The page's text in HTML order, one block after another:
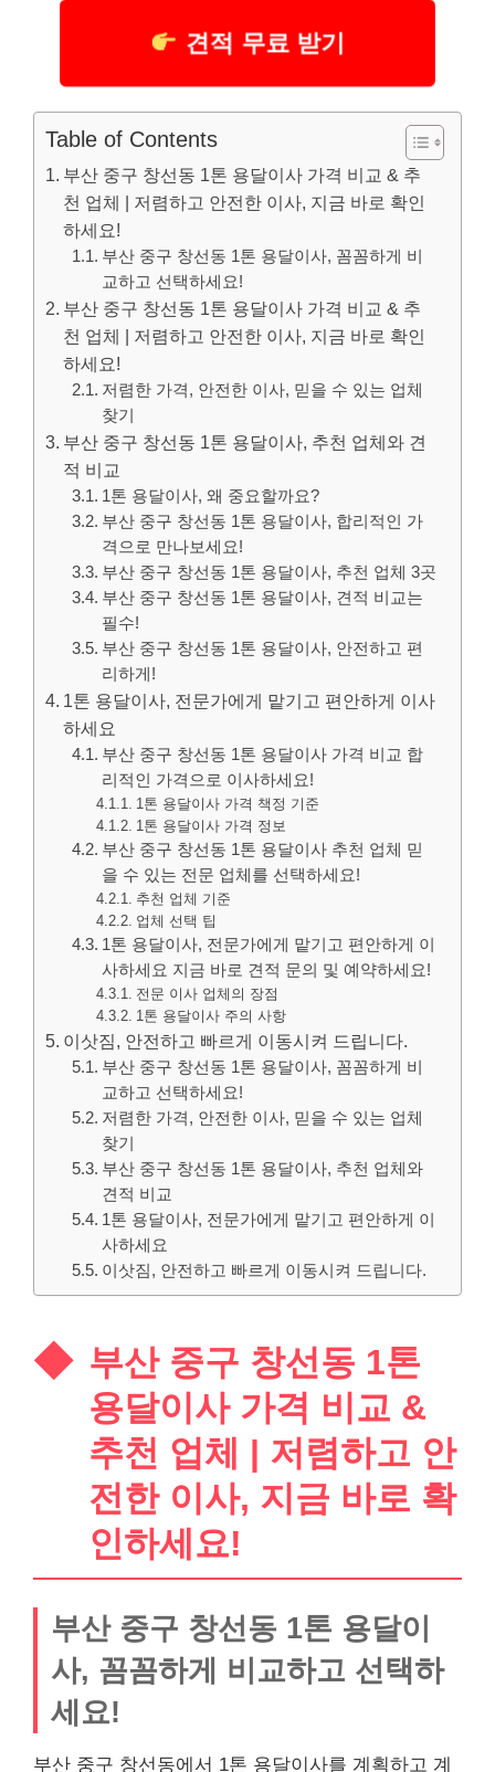
견적 무료 받기
Table of Contents
부산 중구 창선동 1톤 용달이사 가격 비교 & 추
천 업체 | 저렴하고 안전한 이사, 지금 바로 확인
하세요!
부산 중구 창선동 1톤 용달이사, 꼼꼼하게 비
교하고 선택하세요!
부산 중구 창선동 1톤 용달이사 가격 비교 & 추
천 업체 | 저렴하고 안전한 이사, 지금 바로 확인
하세요!
저렴한 가격, 안전한 이사, 믿을 수 있는 업체
찾기
부산 중구 창선동 1톤 용달이사, 추천 업체와 견
적 비교
1톤 용달이사, 왜 중요할까요?
부산 중구 창선동 1톤 용달이사, 합리적인 가
격으로 만나보세요!
부산 중구 창선동 1톤 용달이사, 추천 업체 3곳
부산 중구 창선동 1톤 용달이사, 견적 비교는
필수!
부산 중구 창선동 1톤 용달이사, 안전하고 편
리하게!
1톤 용달이사, 전문가에게 맡기고 편안하게 이사
하세요
부산 중구 창선동 1톤 용달이사 가격 비교 합
리적인 가격으로 이사하세요!
1톤 용달이사 가격 책정 기준
1톤 용달이사 가격 정보
부산 중구 창선동 1톤 용달이사 추천 업체 믿
을 수 있는 전문 업체를 선택하세요!
추천 업체 기준
업체 선택 팁
1톤 용달이사, 전문가에게 맡기고 편안하게 이
사하세요 지금 바로 견적 문의 및 예약하세요!
전문 이사 업체의 장점
1톤 용달이사 주의 사항
이삿짐, 안전하고 빠르게 이동시켜 드립니다.
부산 중구 창선동 1톤 용달이사, 꼼꼼하게 비
교하고 선택하세요!
저렴한 가격, 안전한 이사, 믿을 수 있는 업체
찾기
부산 중구 창선동 1톤 용달이사, 추천 업체와
견적 비교
1톤 용달이사, 전문가에게 맡기고 편안하게 이
사하세요
이삿짐, 안전하고 빠르게 이동시켜 드립니다.
부산 중구 창선동 1톤
용달이사 가격 비교 &
추천 업체 | 저렴하고 안
전한 이사, 지금 바로 확
인하세요!
부산 중구 창선동 1톤 용달이
사, 꼼꼼하게 비교하고 선택하
세요!
부산 중구 창선동에서 1톤 용달이사를 계획하고 계